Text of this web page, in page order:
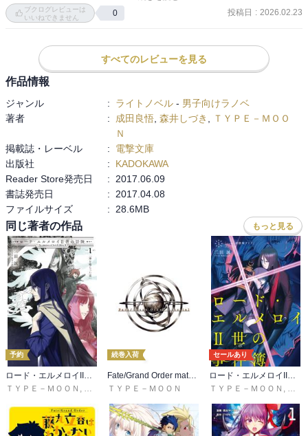
そこにプレラーティ乱入
繰丘椿がいる病院前
アルケイデスvsジャック、警官隊
ブクログレビューは
いいねできません
0 投稿日 : 2026.02.23
すべてのレビューを見る
作品情報
ジャンル : ライトノベル - 男子向けラノベ
著者
: 成田良悟 森井しづき
ＴＹＰＥ－ＭＯＯ
Ｎ
掲載誌・レーベル
:
電撃文庫
出版社
:
KADOKAWA
Reader Store発売日
:
2017.06.09
書誌発売日
:
2017.04.08
ファイルサイズ
: 28.6MB
同じ著者の作品 もっと見る
予約
ロード・エルメロイII世の冒険
ＴＹＰＥ－ＭＯＯＮ , 三田誠 ,坂本みねぢ
続巻入荷
Fate/Grand Order material
ＴＹＰＥ－ＭＯＯＮ
セールあり
ロード・エルメロイII世の事件簿
ＴＹＰＥ－ＭＯＯＮ , 三田